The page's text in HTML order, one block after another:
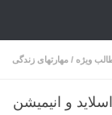
ویژه / مهارتهای زندگی
و انیمیشن